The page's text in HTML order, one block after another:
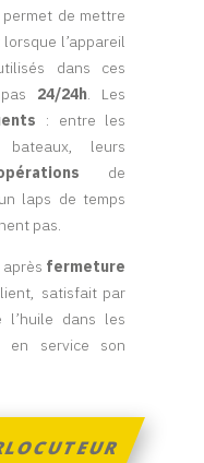
de mettre
l’appareil
dans ces
24/24h. Les
: entre les
leurs
de
laps de temps
pas.
fermeture
satisfait par
l’huile dans les
en service son